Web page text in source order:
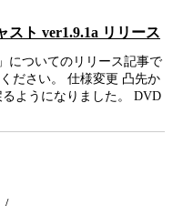
スト ver1.9.1a リリース
についてのリリース記事で
ださい。 仕様変更 凸先か
ようになりました。 DVD